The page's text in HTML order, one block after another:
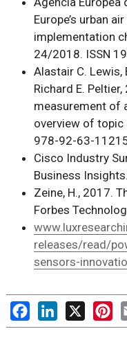
Europe’s urban
implementation
24/2018. ISSN
Alastair C. Lewis,
Richard E.
measurement of
overview of topic
978-92-63-
Cisco Industry
Business
Zeine, H., 2017.
Forbes
releases/read/
sensors-
FacebookLinkedIn